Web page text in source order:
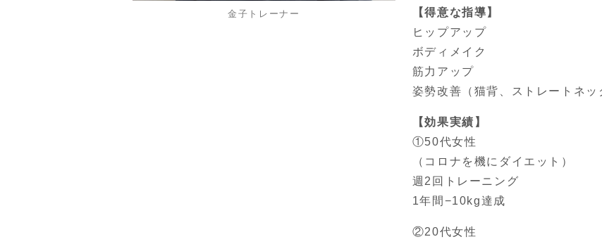
金子トレーナー
【得意な指導】
ヒップアップ
ボディメイク
筋力アップ
姿勢改善（猫背、ストレートネッ
【効果実績】
①50代女性
（コロナを機にダイエット）
週2回トレーニング
1年間−10kg達成
②20代女性